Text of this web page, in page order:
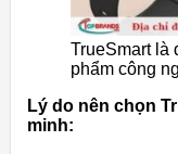
TrueSmart là
phẩm công
Lý do nên chọn
minh: